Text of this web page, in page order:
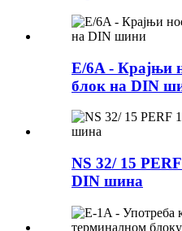
E/6A - Крајњи
блок на DIN
NS 32/ 15
DIN шина